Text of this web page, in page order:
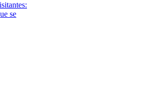
se